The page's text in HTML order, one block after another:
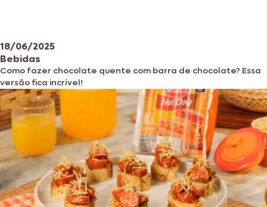
18/06/2025
Bebidas
Como fazer chocolate quente com barra de chocolate? Essa
versão fica incrível!